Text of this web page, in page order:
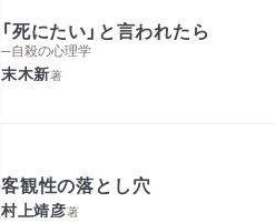
「死にたい」と言われたら
─自殺の心理学
末木新著
客観性の落とし穴
村上靖彦著